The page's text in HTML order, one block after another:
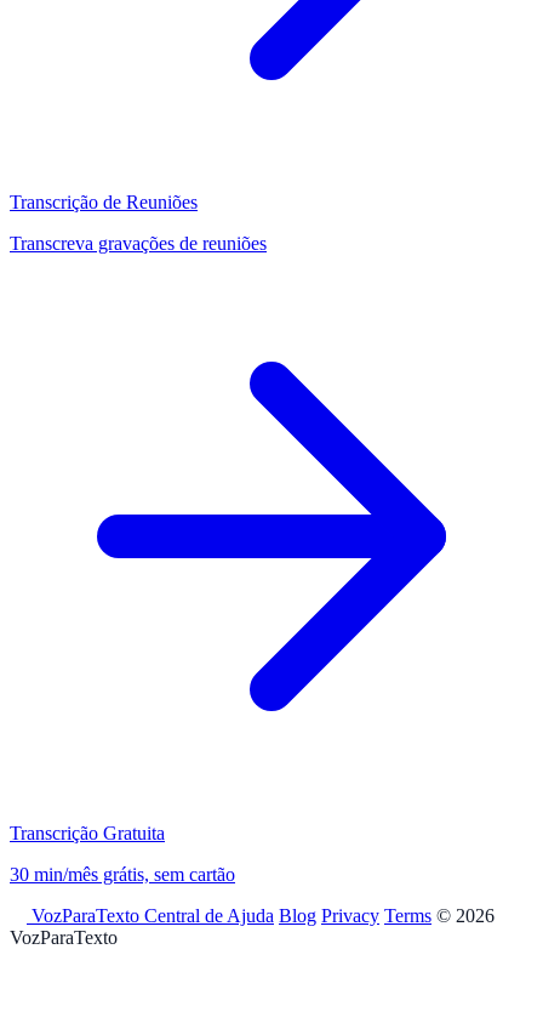
Transcrição de Reuniões
Transcreva gravações de reuniões
Transcrição Gratuita
30 min/mês grátis, sem cartão
VozParaTexto Central de Ajuda Blog Privacy Terms © 2026
VozParaTexto